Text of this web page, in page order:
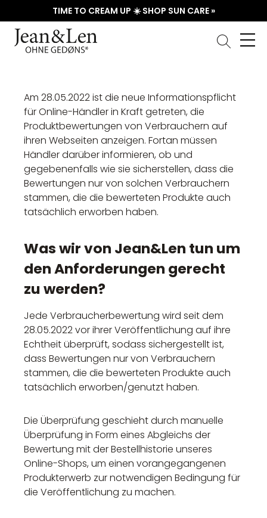
TIME TO CREAM UP ☀️ SHOP SUN CARE »
Am 28.05.2022 ist die neue Informationspflicht
für Online-Händler in Kraft getreten, die
Produktbewertungen von Verbrauchern auf
ihren Webseiten anzeigen. Fortan müssen
Händler darüber informieren, ob und
gegebenenfalls wie sie sicherstellen, dass die
Bewertungen nur von solchen Verbrauchern
stammen, die die bewerteten Produkte auch
tatsächlich erworben haben.
Was wir von Jean&Len tun um
den Anforderungen gerecht
zu werden?
Jede Verbraucherbewertung wird seit dem
28.05.2022 vor ihrer Veröffentlichung auf ihre
Echtheit überprüft, sodass sichergestellt ist,
dass Bewertungen nur von Verbrauchern
stammen, die die bewerteten Produkte auch
tatsächlich erworben/genutzt haben.
Die Überprüfung geschieht durch manuelle
Überprüfung in Form eines Abgleichs der
Bewertung mit der Bestellhistorie unseres
Online-Shops, um einen vorangegangenen
Produkterwerb zur notwendigen Bedingung für
die Veröffentlichung zu machen.